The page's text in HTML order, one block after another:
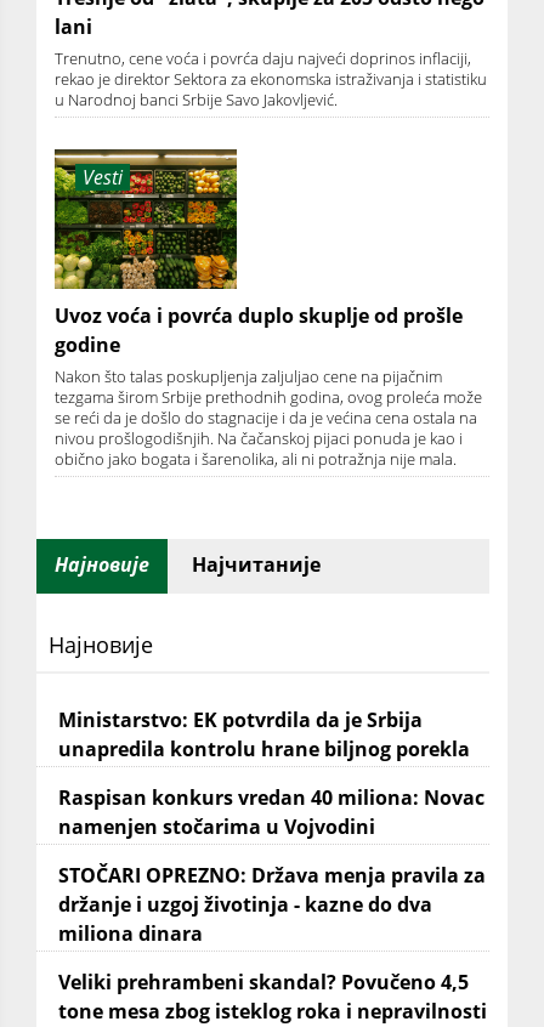
lani
Trenutno, cene voća i povrća daju najveći doprinos inflaciji,
rekao je direktor Sektora za ekonomska istraživanja i statistiku
u Narodnoj banci Srbije Savo Jakovljević.
Vesti
Uvoz voća i povrća duplo skuplje od prošle
godine
Nakon što talas poskupljenja zaljuljao cene na pijačnim
tezgama širom Srbije prethodnih godina, ovog proleća može
se reći da je došlo do stagnacije i da je većina cena ostala na
nivou prošlogodišnjih. Na čačanskoj pijaci ponuda je kao i
obično jako bogata i šarenolika, ali ni potražnja nije mala.
Најновије Најчитаније
Најновије
Ministarstvo: EK potvrdila da je Srbija
unapredila kontrolu hrane biljnog porekla
Raspisan konkurs vredan 40 miliona: Novac
namenjen stočarima u Vojvodini
STOČARI OPREZNO: Država menja pravila za
držanje i uzgoj životinja - kazne do dva
miliona dinara
Veliki prehrambeni skandal? Povučeno 4,5
tone mesa zbog isteklog roka i nepravilnosti